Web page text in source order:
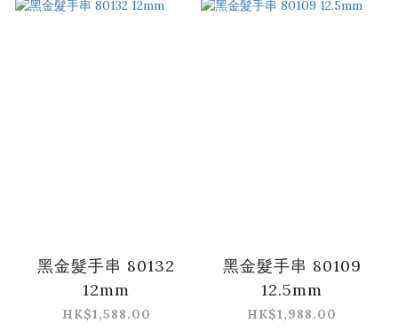
黑金髮手串 80132
12mm
HK$1,588.00
黑金髮手串 80109
12.5mm
HK$1,988.00